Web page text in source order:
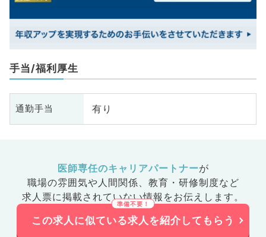
手当/福利厚生
通勤手当 有り
医師専任のキャリアパートナーが
職場の雰囲気や人間関係、 教育・研修制度など
求人票に掲載されていない情報をお伝えします。
この求人に似ている求人を紹介してもらう